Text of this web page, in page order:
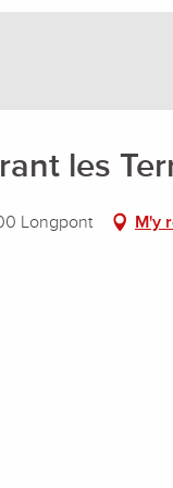
les
Longpont M'y